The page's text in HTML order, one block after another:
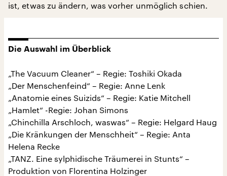
ist, etwas zu ändern, was vorher unmöglich schien.
Die Auswahl im Überblick
„The Vacuum Cleaner“ – Regie: Toshiki Okada
„Der Menschenfeind“ – Regie: Anne Lenk
„Anatomie eines Suizids“ – Regie: Katie Mitchell
„Hamlet“ -Regie: Johan Simons
„Chinchilla Arschloch, waswas“ – Regie: Helgard Haug
„Die Kränkungen der Menschheit“ – Regie: Anta
Helena Recke
„TANZ. Eine sylphidische Träumerei in Stunts“ –
Produktion von Florentina Holzinger